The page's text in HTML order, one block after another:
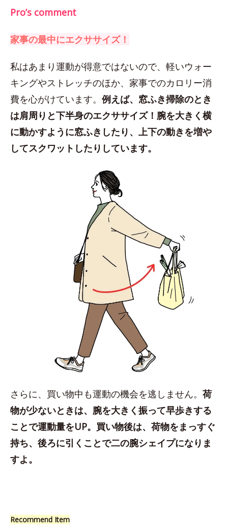
Pro’s comment
家事の最中にエクササイズ！
私はあまり運動が得意ではないので、軽いウォー
キングやストレッチのほか、家事でのカロリー消
費を心がけています。 例えば、窓ふき掃除のとき
は肩周りと下半身のエクササイズ！腕を大きく横
に動かすように窓ふきしたり、上下の動きを増や
してスクワットしたりしています。
さらに、買い物中も運動の機会を逃しません。 荷
物が少ないときは、腕を大きく振って早歩きする
ことで運動量をUP。買い物後は、荷物をまっすぐ
持ち、後ろに引くことで二の腕シェイプになりま
すよ。
Recommend Item